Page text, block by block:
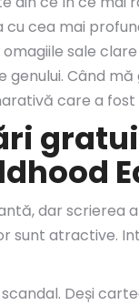
cu cea mai
sale
genului. Când
care a
dar scrierea
sunt atractive.
Deși